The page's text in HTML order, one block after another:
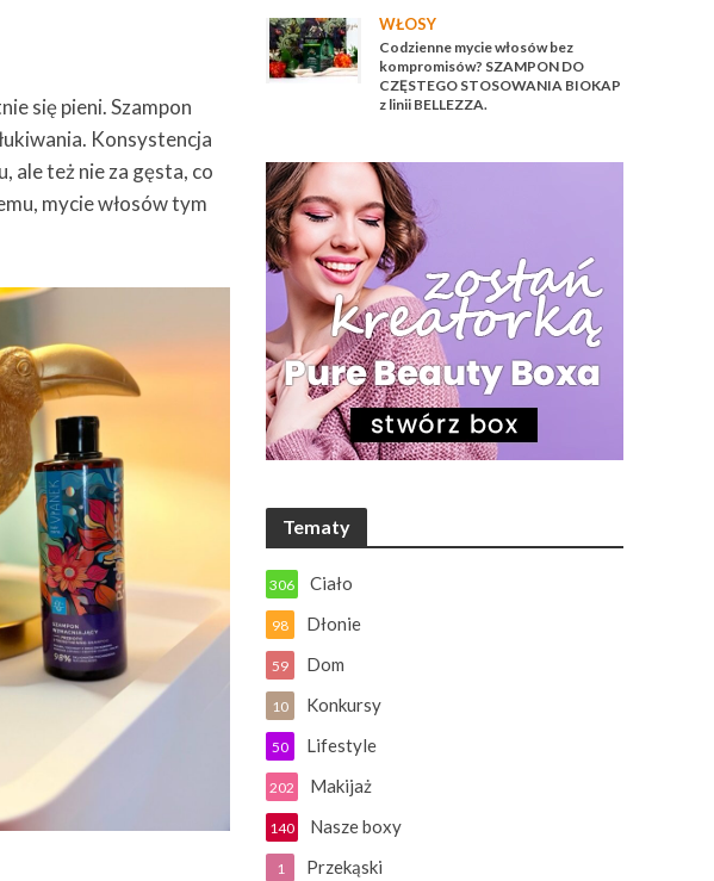
się pieni. Szampon
Konsystencja
ale też nie za gęsta, co
mycie włosów tym
WŁOSY
Codzienne mycie włosów bez
kompromisów? SZAMPON DO
CZĘSTEGO STOSOWANIA BIOKAP
z linii BELLEZZA.
Tematy
Ciało
306
Dłonie
98
Dom
59
Konkursy
10
Lifestyle
50
Makijaż
202
Nasze boxy
140
Przekąski
1